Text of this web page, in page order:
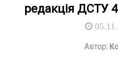
редакція ДСТУ
Автор: